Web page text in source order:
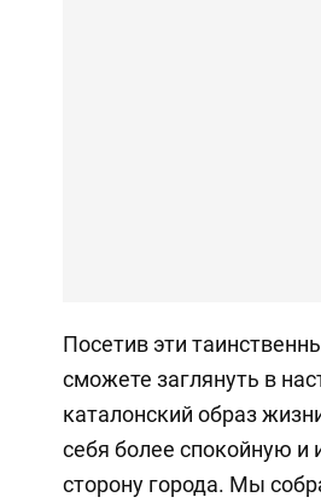
Посетив эти
сможете заглянуть в
каталонский образ
себя более спокойную и
сторону города. Мы